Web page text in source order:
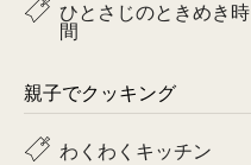
ひとさじのときめき時
間
親子でクッキング
わくわくキッチン